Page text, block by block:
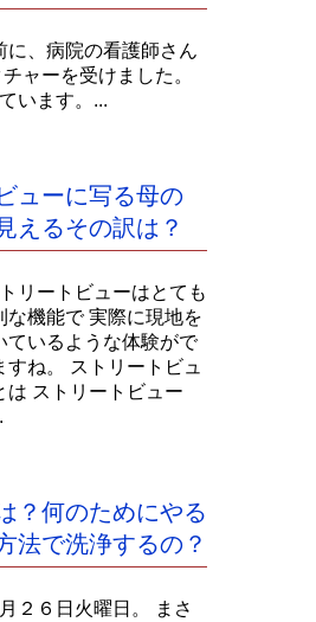
に、病院の看護師さん
ャーを受けました。
います。...
ューに写る母の
えるその訳は？
リートビューはとても
な機能で 実際に現地を
ているような体験がで
すね。 ストリートビュ
は ストリートビュー
？何のためにやる
法で洗浄するの？
２６日火曜日。 まさ